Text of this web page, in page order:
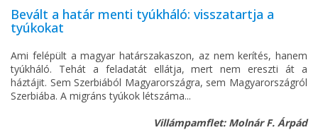
Bevált a határ menti tyúkháló: visszatartja a
tyúkokat
Ami felépült a magyar határszakaszon, az nem kerítés, hanem
tyúkháló. Tehát a feladatát ellátja, mert nem ereszti át a
háztájit. Sem Szerbiából Magyarországra, sem Magyarországról
Szerbiába. A migráns tyúkok létszáma...
Villámpamflet: Molnár F. Árpád